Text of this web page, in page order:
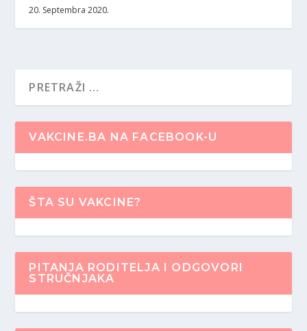
20. Septembra 2020.
VAKCINE.BA NA FACEBOOK-U
ŠTA SU VAKCINE?
PITANJA RODITELJA I ODGOVORI
STRUČNJAKA